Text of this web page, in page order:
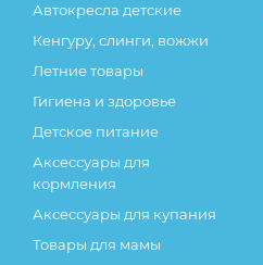
Автокресла детские
Кенгуру, слинги, вожжи
Летние товары
Гигиена и здоровье
Детское питание
Аксессуары для
кормления
Аксессуары для купания
Товары для мамы